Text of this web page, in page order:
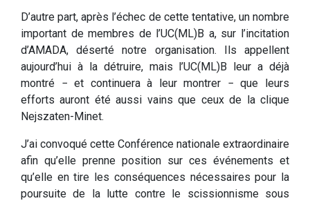
D’autre part, après l’échec de cette tentative, un nombre
important de membres de l’UC(ML)B a, sur l’incitation
d’AMADA, déserté notre organisation. Ils appellent
aujourd’hui à la détruire, mais l’UC(ML)B leur a déjà
montré − et continuera à leur montrer − que leurs
efforts auront été aussi vains que ceux de la clique
Nejszaten-Minet.
J’ai convoqué cette Conférence nationale extraordinaire
afin qu’elle prenne position sur ces événements et
qu’elle en tire les conséquences nécessaires pour la
poursuite de la lutte contre le scissionnisme sous